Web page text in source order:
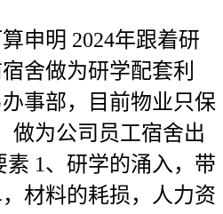
明 2024年跟着研
舍做为研学配套利
事部，目前物业只保
做为公司员工宿舍出
1、研学的涌入，带
材料的耗损，人力资